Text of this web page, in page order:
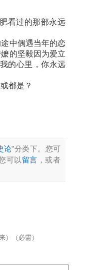
看过的那部永远
中偶遇当年的恋
的坚毅因为爱立
的心里，你永远
都是？
论”分类下。您可
可以 留言 ，或者
）（必需）